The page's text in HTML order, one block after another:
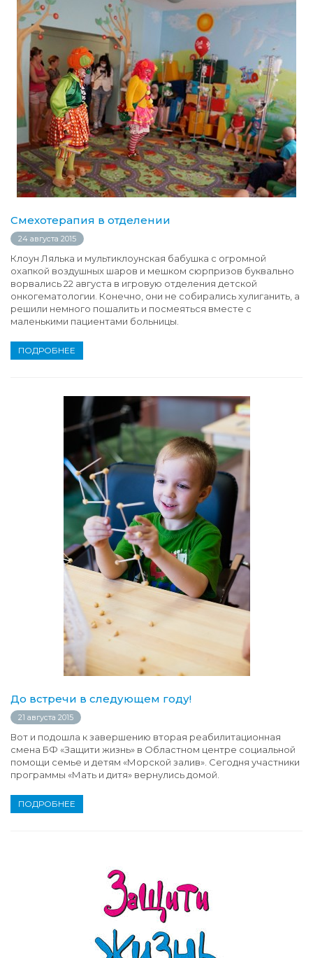
Смехотерапия в отделении
24 августа 2015
Клоун Лялька и мультиклоунская бабушка с огромной
охапкой воздушных шаров и мешком сюрпризов буквально
ворвались 22 августа в игровую отделения детской
онкогематологии. Конечно, они не собирались хулиганить, а
решили немного пошалить и посмеяться вместе с
маленькими пациентами больницы.
ПОДРОБНЕЕ
До встречи в следующем году!
21 августа 2015
Вот и подошла к завершению вторая реабилитационная
смена БФ «Защити жизнь» в Областном центре социальной
помощи семье и детям «Морской залив». Сегодня участники
программы «Мать и дитя» вернулись домой.
ПОДРОБНЕЕ